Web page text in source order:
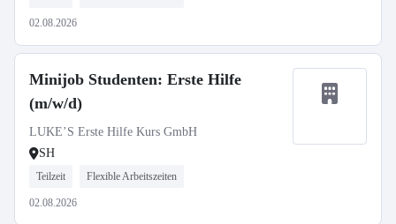
02.08.2026
Minijob Studenten: Erste Hilfe
(m/w/d)
LUKE’S Erste Hilfe Kurs GmbH
SH
Teilzeit Flexible Arbeitszeiten
02.08.2026